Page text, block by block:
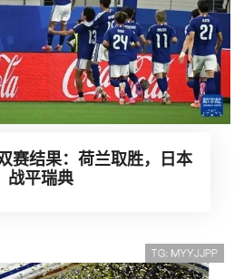
赛结果：荷兰取胜，日本
战平瑞典